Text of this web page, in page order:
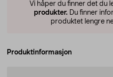
Vi håper du finner det du
produkter. Du finner
produktet lengre
Produktinformasjon